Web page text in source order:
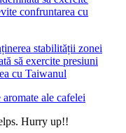
stabilității zonei
să exercite presiuni
cu Taiwanul
aromate ale cafelei
Hurry up!!